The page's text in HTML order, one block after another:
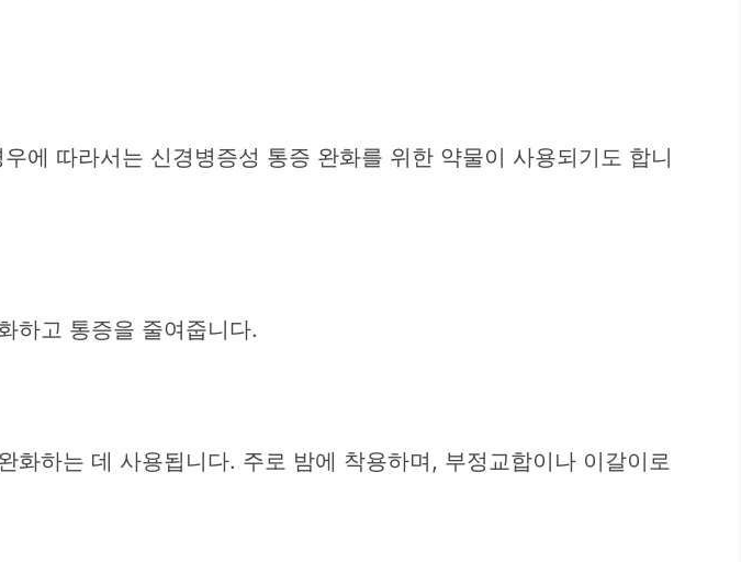
에 따라서는 신경병증성 통증 완화를 위한 약물이 사용되기도 합니
하고 통증을 줄여줍니다.
화하는 데 사용됩니다. 주로 밤에 착용하며, 부정교합이나 이갈이로